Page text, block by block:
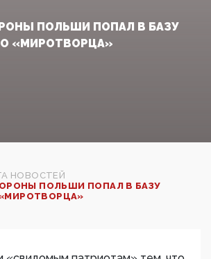
ПОЛЬШИ ПОПАЛ В БАЗУ
«МИРОТВОРЦА»
НОВОСТЕЙ
ПОЛЬШИ ПОПАЛ В БАЗУ